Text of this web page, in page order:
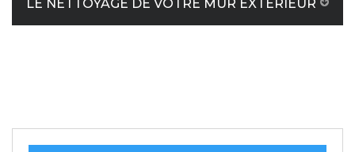
LE NETTOYAGE DE VOTRE MUR EXTÉRIEUR